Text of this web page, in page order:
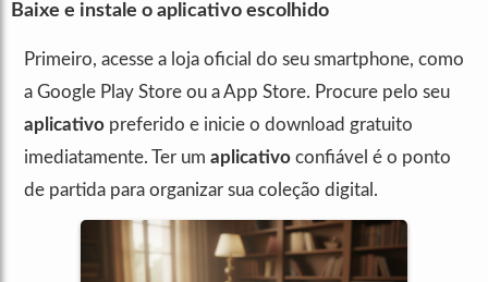
Baixe e instale o aplicativo escolhido
Primeiro, acesse a loja oficial do seu smartphone, como
a Google Play Store ou a App Store. Procure pelo seu
aplicativo preferido e inicie o download gratuito
imediatamente. Ter um aplicativo confiável é o ponto
de partida para organizar sua coleção digital.